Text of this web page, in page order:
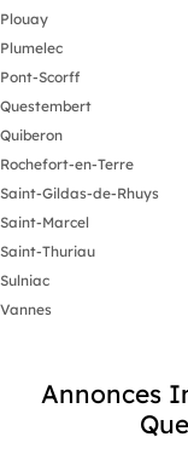
Plouay
Plumelec
Pont-Scorff
Questembert
Quiberon
Rochefort-en-Terre
Saint-Gildas-de-Rhuys
Saint-Marcel
Saint-Thuriau
Sulniac
Vannes
Annonces